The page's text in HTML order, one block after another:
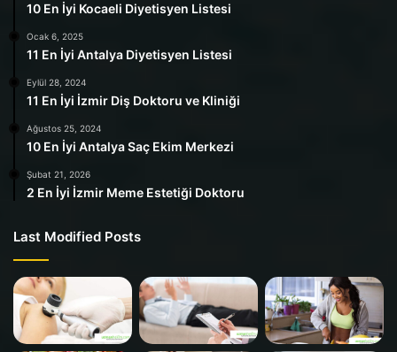
10 En İyi Kocaeli Diyetisyen Listesi
Ocak 6, 2025
11 En İyi Antalya Diyetisyen Listesi
Eylül 28, 2024
11 En İyi İzmir Diş Doktoru ve Kliniği
Ağustos 25, 2024
10 En İyi Antalya Saç Ekim Merkezi
Şubat 21, 2026
2 En İyi İzmir Meme Estetiği Doktoru
Last Modified Posts